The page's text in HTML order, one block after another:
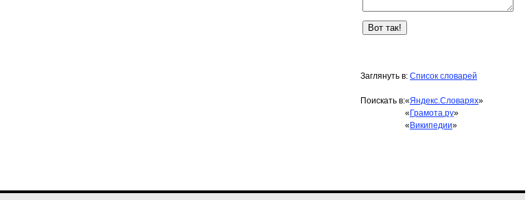
Заглянуть в: Список словарей
Поискать в:«Яндекс.Словарях»
« Грамота.ру»
« Википедии»